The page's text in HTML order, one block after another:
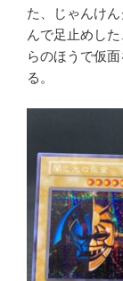
た、じゃんけ
んで足止めし
らのほうで仮
る。